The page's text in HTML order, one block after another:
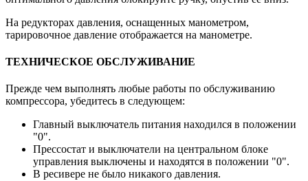
На редукторах давления, оснащенных манометром,
тарировочное давление отображается на манометре.
ТЕХНИЧЕСКОЕ ОБСЛУЖИВАНИЕ
Прежде чем выполнять любые работы по обслуживанию
компрессора, убедитесь в следующем:
Главный выключатель питания находился в положении
"0".
Прессостат и выключатели на центральном блоке
управления выключены и находятся в положении "0".
В ресивере не было никакого давления.